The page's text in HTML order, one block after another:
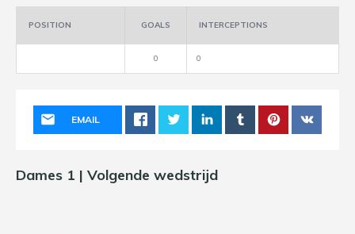
POSITION GOALS INTERCEPTIONS
0 0
EMAIL
Dames 1 | Volgende wedstrijd